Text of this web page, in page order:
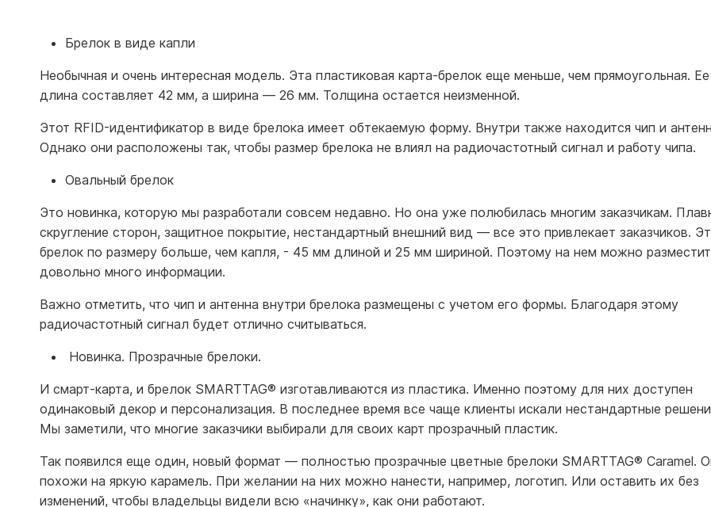
Брелок в виде капли
Необычная и очень интересная модель. Эта пластиковая карта-брелок еще меньше, чем прямоугольная. Ее
длина составляет 42 мм, а ширина — 26 мм. Толщина остается неизменной.
Этот RFID-идентификатор в виде брелока имеет обтекаемую форму. Внутри также находится чип и
Однако они расположены так, чтобы размер брелока не влиял на радиочастотный сигнал и работу чипа.
Овальный брелок
Это новинка, которую мы разработали совсем недавно. Но она уже полюбилась многим заказчикам.
скругление сторон, защитное покрытие, нестандартный внешний вид — все это привлекает заказчиков.
брелок по размеру больше, чем капля, - 45 мм длиной и 25 мм шириной. Поэтому на нем можно
довольно много информации.
Важно отметить, что чип и антенна внутри брелока размещены с учетом его формы. Благодаря этому
радиочастотный сигнал будет отлично считываться.
Новинка. Прозрачные брелоки.
И смарт-карта, и брелок SMARTTAG® изготавливаются из пластика. Именно поэтому для них доступен
одинаковый декор и персонализация. В последнее время все чаще клиенты искали нестандартные
Мы заметили, что многие заказчики выбирали для своих карт прозрачный пластик.
Так появился еще один, новый формат — полностью прозрачные цветные брелоки SMARTTAG® Caramel.
похожи на яркую карамель. При желании на них можно нанести, например, логотип. Или оставить их без
изменений, чтобы владельцы видели всю «начинку», как они работают.